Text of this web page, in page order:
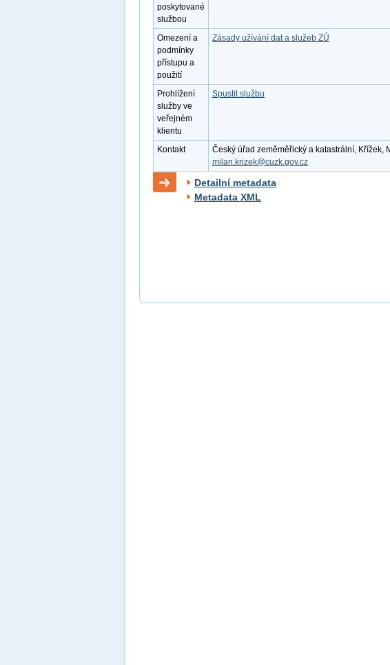
poskytované
službou
Omezení a
podmínky
přístupu a
použití
Zásady užívání dat a služeb ZÚ
Prohlížení
služby ve
veřejném
klientu
Spustit službu
Kontakt
Český úřad zeměměřický a katastrální, Křížek,
milan.krizek@cuzk.gov.cz
Detailní metadata
Metadata XML